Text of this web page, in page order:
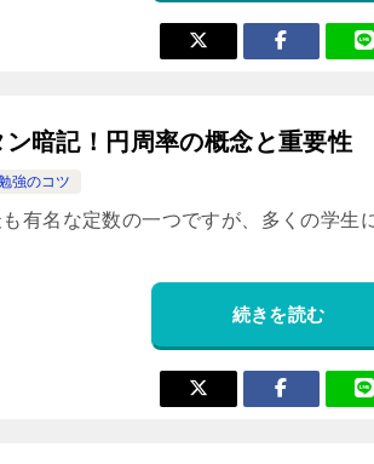
暗記！円周率の概念と重要性
強のコツ
有名な定数の一つですが、多くの学生
続きを読む